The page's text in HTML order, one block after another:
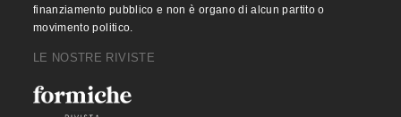
finanziamento pubblico e non è organo di alcun partito o
movimento politico.
LE NOSTRE RIVISTE